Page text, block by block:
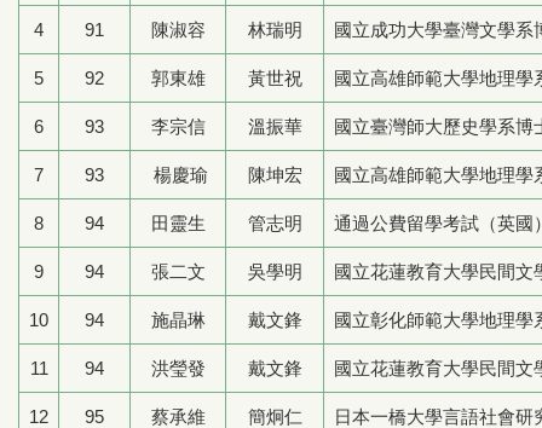
4 91 陳淑容 林瑞明 國立成功大學臺灣文學系
5 92 郭東雄 黃世祝 國立高雄師範大學地理學
6 93 李宗信 溫振華 國立臺灣師大歷史學系博
7 93 楊慶瑜 陳坤宏 國立高雄師範大學地理學
8 94 田靈生 管志明 通過公費留學考試（英國
9 94 張二文 吳學明 國立花蓮教育大學民間文
10 94 施晶琳 戴文鋒 國立彰化師範大學地理學
11 94 洪瑩發 戴文鋒 國立花蓮教育大學民間文
12 95 蔡承維 簡炯仁 日本一橋大學言語社會研